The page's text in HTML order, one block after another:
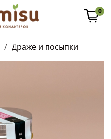
0
Драже и посыпки